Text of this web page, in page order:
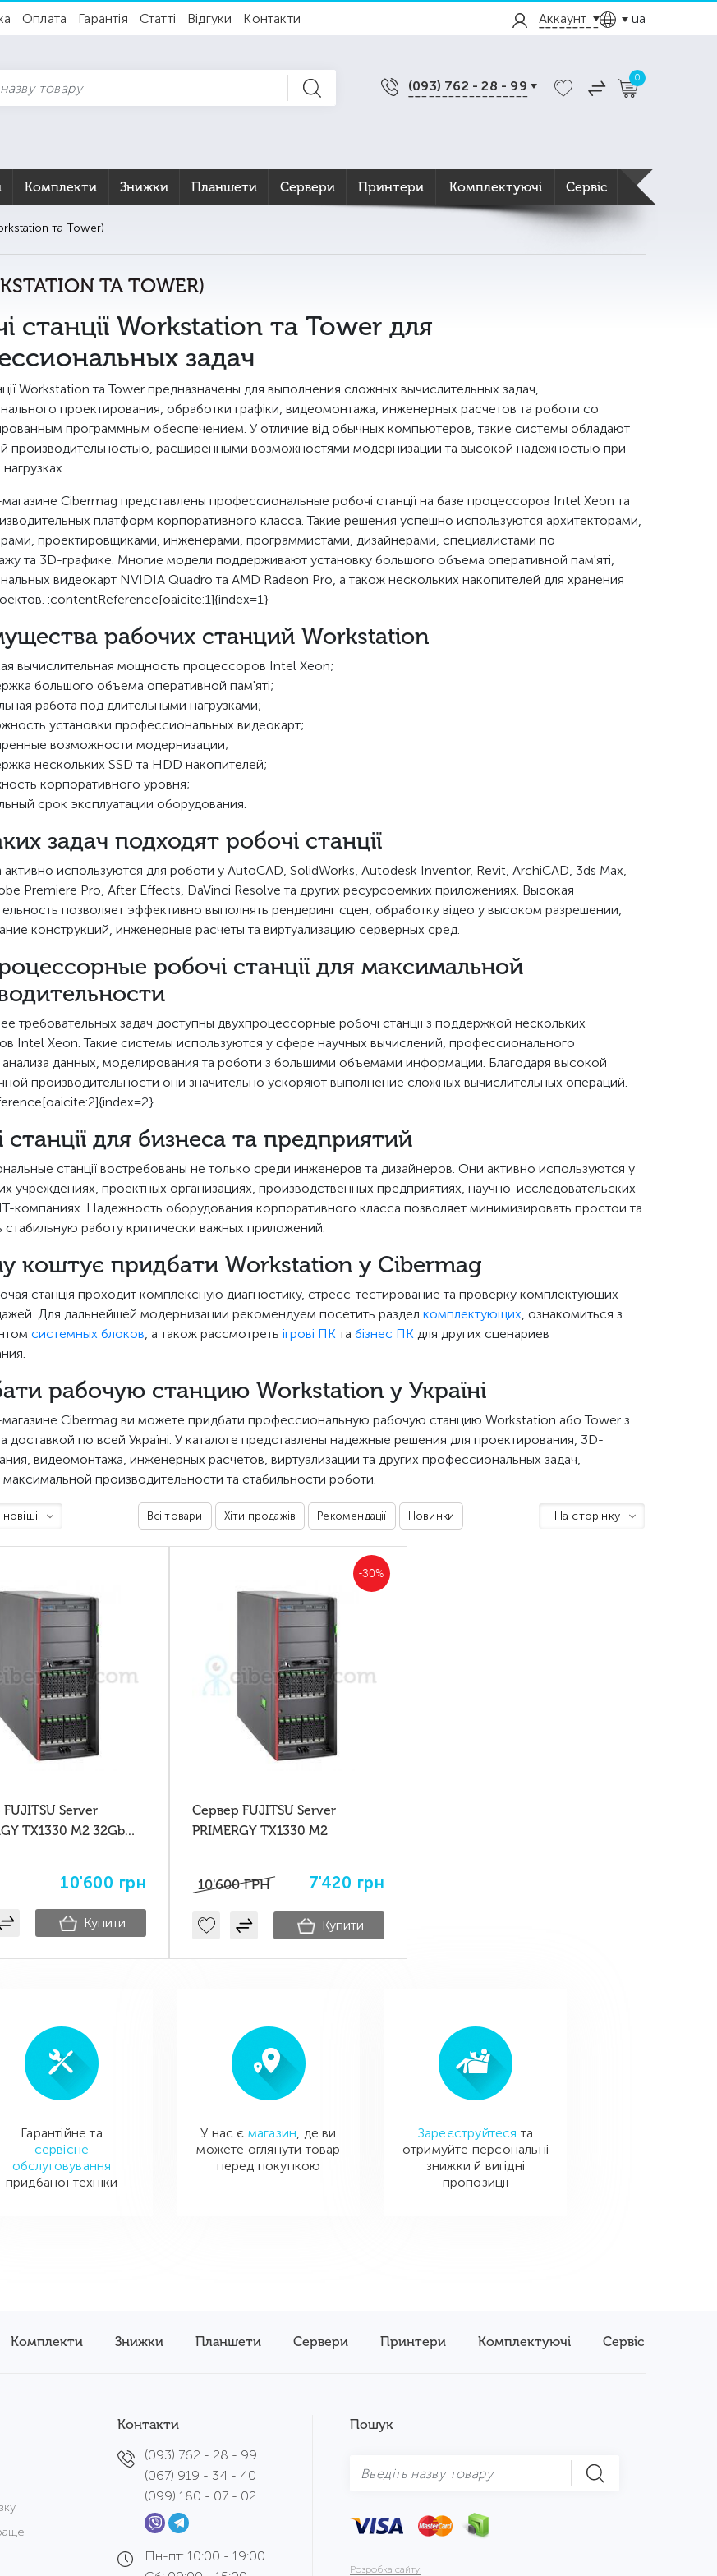
Оплата Гарантія Статті Відгуки Контакти Аккаунт ua
(093) 762 - 28 - 99
0
Комплекти Знижки Планшети Сервери Принтери Комплектуючі Сервіс
та Tower)
ТА TOWER)
станції Workstation та Tower для
задач
Workstation та Tower предназначены для выполнения сложных вычислительных задач,
проектирования, обработки графіки, видеомонтажа, инженерных расчетов та роботи со
программным обеспечением. У отличие від обычных компьютеров, такие системы обладают
производительностью, расширенными возможностями модернизации та высокой надежностью при
Cibermag представлены профессиональные робочі станції на базе процессоров Intel Xeon та
платформ корпоративного класса. Такие решения успешно используются архитекторами,
проектировщиками, инженерами, программистами, дизайнерами, специалистами по
та 3D-графике. Многие модели поддерживают установку большого объема оперативной пам'яті,
видеокарт NVIDIA Quadro та AMD Radeon Pro, а також нескольких накопителей для хранения
:contentReference[oaicite:1]{index=1}
рабочих станций Workstation
вычислительная мощность процессоров Intel Xeon;
большого объема оперативной пам'яті;
работа под длительными нагрузками;
установки профессиональных видеокарт;
возможности модернизации;
нескольких SSD та HDD накопителей;
корпоративного уровня;
срок эксплуатации оборудования.
задач подходят робочі станції
используются для роботи у AutoCAD, SolidWorks, Autodesk Inventor, Revit, ArchiCAD, 3ds Max,
Premiere Pro, After Effects, DaVinci Resolve та других ресурсоемких приложениях. Высокая
позволяет эффективно выполнять рендеринг сцен, обработку відео у высоком разрешении,
конструкций, инженерные расчеты та виртуализацию серверных сред.
робочі станції для максимальной
требовательных задач доступны двухпроцессорные робочі станції з поддержкой нескольких
Intel Xeon. Такие системы используются у сфере научных вычислений, профессионального
анализа данных, моделирования та роботи з большими объемами информации. Благодаря высокой
производительности они значительно ускоряют выполнение сложных вычислительных операций.
станції для бизнеса та предприятий
станції востребованы не только среди инженеров та дизайнеров. Они активно используются у
учреждениях, проектных организациях, производственных предприятиях, научно-исследовательских
компаниях. Надежность оборудования корпоративного класса позволяет минимизировать простои та
стабильную работу критически важных приложений.
коштує придбати Workstation у Cibermag
станція проходит комплексную диагностику, стресс-тестирование та проверку комплектующих
Для дальнейшей модернизации рекомендуем посетить раздел комплектующих, ознакомиться з
системных блоков, а також рассмотреть ігрові ПК та бізнес ПК для других сценариев
рабочую станцию Workstation у Україні
магазине Cibermag ви можете придбати профессиональную рабочую станцию Workstation або Tower з
доставкой по всей Україні. У каталоге представлены надежные решения для проектирования, 3D-
видеомонтажа, инженерных расчетов, виртуализации та других профессиональных задач,
производительности та стабильности роботи.
Всі товари Хіти продажів Рекомендації Новинки На сторінку
Server
TX1330 M2 32Gb
10'600 грн
Купити
-30%
Сервер FUJITSU Server
PRIMERGY TX1330 M2
10'600 ГРН 7'420 грн
Купити
Гарантійне та
сервісне
обслуговування
придбаної техніки
У нас є магазин, де ви
можете оглянути товар
перед покупкою
Зареєструйтеся та
отримуйте персональні
знижки й вигідні
пропозиції
Комплекти Знижки Планшети Сервери Принтери Комплектуючі Сервіс
Контакти
(093) 762 - 28 - 99
(067) 919 - 34 - 40
(099) 180 - 07 - 02
Пн-пт: 10:00 - 19:00
Пошук
Розробка сайту: